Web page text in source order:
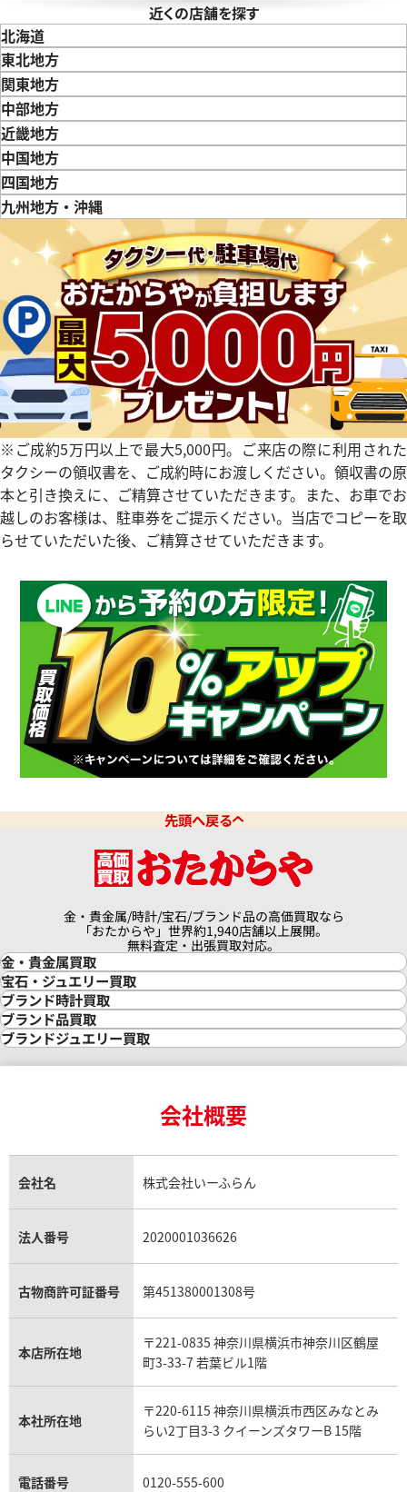
スター 2501.83
格
9日時点の参考買取価格です
オメガ デ・ヴィル プレステ
参考買取価格
131,000円
スター 2516.50
格
日時点の参考買取価格です
オメガ シーマスター 168.024
参考買取価格
120,000 円
※2024年5月27日時点の参考
オメガ デ・ヴィル プレステ
参考買取価格
87,000円
格
日時点の参考買取価格です
参考買取価格
※2026年4月9日時点の参考買
近くの店舗を探す
北海道
東北地方
青森県岩手県
関東地方
東京都神奈川県
中部地方
新潟県富山県
近畿地方
三重県滋賀県
中国地方
鳥取県島根県
四国地方
徳島県香川県愛媛県
九州地方・沖縄
福岡県
佐賀県 長崎県 熊本県大分県宮崎県鹿児島県
※ご成約5万円以上で最大5,000円。ご来店の際に利用された
タクシーの領収書を、ご成約時にお渡しください。領収書の原
本と引き換えに、ご精算させていただきます。また、お車でお
越しのお客様は、駐車券をご提示ください。当店でコピーを取
らせていただいた後、ご精算させていただきます。
先頭へ戻る
金・貴金属/時計/宝石/ブランド品の高価買取なら
「おたからや」世界約1,940店舗以上展開。
無料査定・出張買取対応。
金・貴金属買取
金買取
金の相場価格情報
金の参考買取価格一覧
インゴット買取
インゴットの相場価格情報
24金買取
金貨買取
貴金属買取
銀・シルバー買取
パラジウム買取
宝石・ジュエリー買取
宝石・ジュエリー買取
ダイヤモンド買取
ダイヤモンド・宝石の参考価格一覧
リング・結婚指輪買取
エメラルド買取
トパーズ買取
タンザナイト買取
キャッツアイ買取
アクアマリン買取
ブランド時計買取
時計買取
ロレックス買取
ロレックス デイトナ買取
ロレックス サブマリーナー買取
ロレックス エクスプローラー買取
ロレックス デイトジャスト買取
パテック フィリップノーチラス買取
ヴァシュロン・コンスタンタン買取
オメガ買取
カルティエ買取
フランク ミュラー買取
リシャール・ミル買取
パネライ買取
チューダー（チュードル）買取
ブランド品買取
ブランド買取
シャネル マトラッセ買取
セリーヌ買取
プラダ買取
ブランドジュエリー買取
ヴァンクリーフ＆アーペル買取
ショーメ買取
ダミアーニ買取
モーブッサン買取
会社概要
会社名 株式会社いーふらん
法人番号 2020001036626
古物商許可証番号 第451380001308号
本店所在地
〒221-0835 神奈川県横浜市神奈川区鶴屋
町3-33-7 若葉ビル1階
本社所在地
〒220-6115 神奈川県横浜市西区みなとみ
らい2丁目3-3 クイーンズタワーB 15階
電話番号 0120-555-600